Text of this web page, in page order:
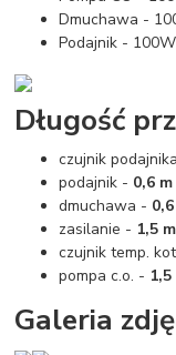
Dmuchawa -
Podajnik - 100W
Długość
czujnik
podajnik - 0,6 m
dmuchawa -
zasilanie - 1,5 m
czujnik temp.
pompa c.o. -
Galeria